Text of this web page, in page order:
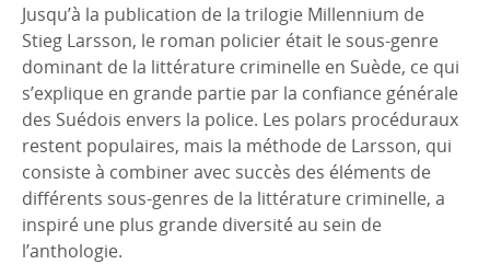
Jusqu’à la publication de la trilogie Millennium de
Stieg Larsson, le roman policier était le sous-genre
dominant de la littérature criminelle en Suède, ce qui
s’explique en grande partie par la confiance générale
des Suédois envers la police. Les polars procéduraux
restent populaires, mais la méthode de Larsson, qui
consiste à combiner avec succès des éléments de
différents sous-genres de la littérature criminelle, a
inspiré une plus grande diversité au sein de
l’anthologie.